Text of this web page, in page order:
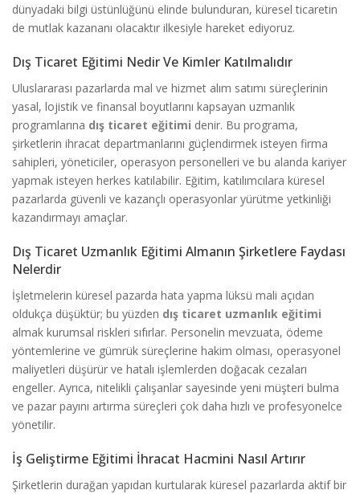
dünyadaki bilgi üstünlüğünü elinde bulunduran, küresel ticaretin
de mutlak kazananı olacaktır ilkesiyle hareket ediyoruz.
Dış Ticaret Eğitimi Nedir Ve Kimler Katılmalıdır
Uluslararası pazarlarda mal ve hizmet alım satımı süreçlerinin
yasal, lojistik ve finansal boyutlarını kapsayan uzmanlık
programlarına dış ticaret eğitimi denir. Bu programa,
şirketlerin ihracat departmanlarını güçlendirmek isteyen firma
sahipleri, yöneticiler, operasyon personelleri ve bu alanda kariyer
yapmak isteyen herkes katılabilir. Eğitim, katılımcılara küresel
pazarlarda güvenli ve kazançlı operasyonlar yürütme yetkinliği
kazandırmayı amaçlar.
Dış Ticaret Uzmanlık Eğitimi Almanın Şirketlere Faydası
Nelerdir
İşletmelerin küresel pazarda hata yapma lüksü mali açıdan
oldukça düşüktür; bu yüzden dış ticaret uzmanlık eğitimi
almak kurumsal riskleri sıfırlar. Personelin mevzuata, ödeme
yöntemlerine ve gümrük süreçlerine hakim olması, operasyonel
maliyetleri düşürür ve hatalı işlemlerden doğacak cezaları
engeller. Ayrıca, nitelikli çalışanlar sayesinde yeni müşteri bulma
ve pazar payını artırma süreçleri çok daha hızlı ve profesyonelce
yönetilir.
İş Geliştirme Eğitimi İhracat Hacmini Nasıl Artırır
Şirketlerin durağan yapıdan kurtularak küresel pazarlarda aktif bir